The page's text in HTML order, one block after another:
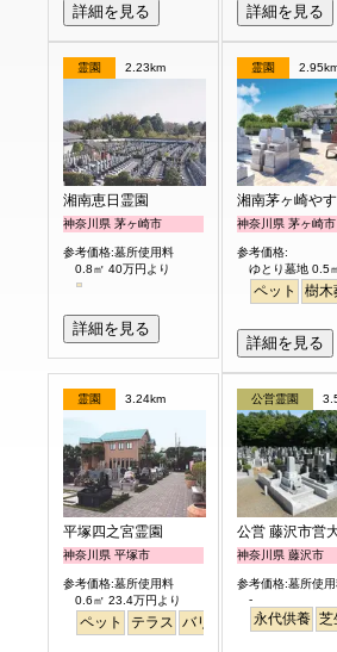
詳細を見る 詳細を見る
霊園 2.23km
湘南恵日霊園
神奈川県 茅ヶ崎市
参考価格:墓所使用料
0.8㎡ 40万円より
詳細を見る
霊園
湘南茅ヶ崎やす
神奈川県 茅ヶ崎市
参考価格:
ゆとり墓地 0.5
ペット 樹木
詳細を見る
霊園 3.24km
平塚四之宮霊園
神奈川県 平塚市
参考価格:墓所使用料
0.6㎡ 23.4万円より
ペット テラス バリアフリー 明るい
公営霊園
公営 藤沢市営
神奈川県 藤沢市
参考価格:墓所使
-
永代供養 芝